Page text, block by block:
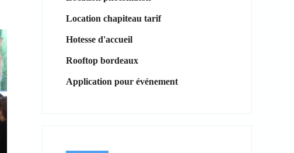
Location chapiteau tarif
Hotesse d'accueil
Rooftop bordeaux
Application pour événement